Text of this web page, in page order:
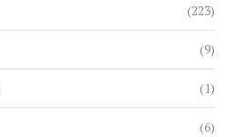
(223)
(9)
(1)
(6)